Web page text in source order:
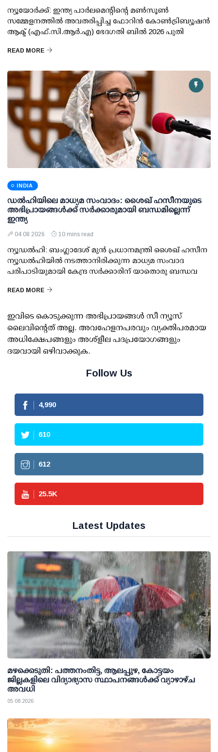
ന്യൂയോര്‍ക്ക്: ഇന്ത്യ പാര്‍ലമെന്റിന്റെ മണ്‍സൂണ്‍
സമ്മേളനത്തില്‍ അവതരിപ്പിച്ച ഫോറിന്‍ കോണ്‍ട്രിബ്യൂഷന്‍
ആക്ട് (എഫ്.സി.ആര്‍.എ) ഭേദഗതി ബില്‍ 2026 പുതി
READ MORE
INDIA
ഡല്‍ഹിയിലെ മാധ്യമ സംവാദം: ശൈഖ് ഹസീനയുടെ
അഭിപ്രായങ്ങള്‍ക്ക് സര്‍ക്കാരുമായി ബന്ധമില്ലെന്ന്
ഇന്ത്യ
04 08 2026 10 mins read
ന്യൂഡല്‍ഹി: ബംഗ്ലാദേശ് മുന്‍ പ്രധാനമന്ത്രി ശൈഖ് ഹസീന
ന്യൂഡല്‍ഹിയില്‍ നടത്താനിരിക്കുന്ന മാധ്യമ സംവാദ
പരിപാടിയുമായി കേന്ദ്ര സര്‍ക്കാരിന് യാതൊരു ബന്ധവ
READ MORE
ഇവിടെ കൊടുക്കുന്ന അഭിപ്രായങ്ങള്‍ സീ ന്യൂസ്
ലൈവിന്റെത് അല്ല. അവഹേളനപരവും വ്യക്തിപരമായ
അധിക്ഷേപങ്ങളും അശ്‌ളീല പദപ്രയോഗങ്ങളും
ദയവായി ഒഴിവാക്കുക.
Follow Us
4,990
610
612
25.5K
Latest Updates
മഴക്കെടുതി: പത്തനംതിട്ട, ആലപ്പുഴ, കോട്ടയം
ജില്ലകളിലെ വിദ്യാഭ്യാസ സ്ഥാപനങ്ങള്‍ക്ക് വ്യാഴാഴ്ച
അവധി
05 08 2026